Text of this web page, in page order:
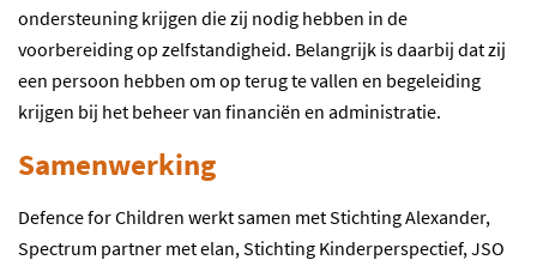
ondersteuning krijgen die zij nodig hebben in de
voorbereiding op zelfstandigheid. Belangrijk is daarbij dat zij
een persoon hebben om op terug te vallen en begeleiding
krijgen bij het beheer van financiën en administratie.
Samenwerking
Defence for Children werkt samen met Stichting Alexander,
Spectrum partner met elan, Stichting Kinderperspectief, JSO